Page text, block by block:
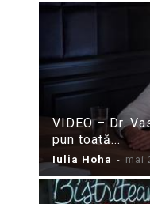
VIDEO – Dr.
pun toată...
Iulia Hoha - mai